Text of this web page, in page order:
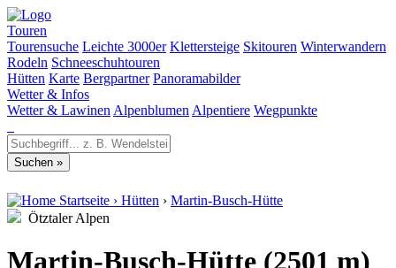
Touren
Tourensuche Leichte 3000er Klettersteige Skitouren Winterwandern
Rodeln Schneeschuhtouren
Hütten Karte Bergpartner Panoramabilder
Wetter & Infos
Wetter & Lawinen Alpenblumen Alpentiere Wegpunkte
Startseite › Hütten › Martin-Busch-Hütte
Ötztaler Alpen
Martin-Busch-Hütte (2501 m)